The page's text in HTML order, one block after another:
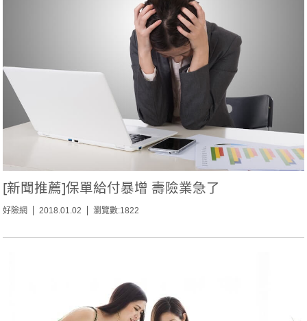
[新聞推薦]保單給付暴增 壽險業急了
好險網 2018.01.02 瀏覽數:1822